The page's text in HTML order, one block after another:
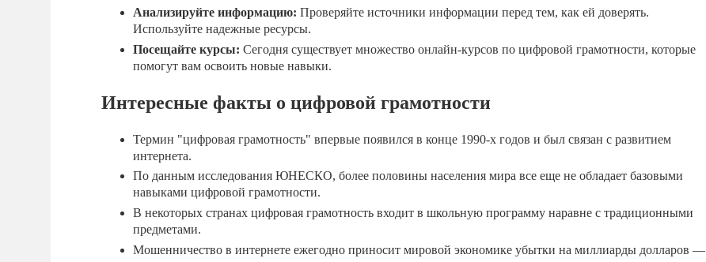
Анализируйте информацию: Проверяйте источники информации перед тем, как ей доверять.
Используйте надежные ресурсы.
Посещайте курсы: Сегодня существует множество онлайн-курсов по цифровой грамотности, которые
помогут вам освоить новые навыки.
Интересные факты о цифровой грамотности
Термин "цифровая грамотность" впервые появился в конце 1990-х годов и был связан с развитием
интернета.
По данным исследования ЮНЕСКО, более половины населения мира все еще не обладает базовыми
навыками цифровой грамотности.
В некоторых странах цифровая грамотность входит в школьную программу наравне с традиционными
предметами.
Мошенничество в интернете ежегодно приносит мировой экономике убытки на миллиарды долларов —